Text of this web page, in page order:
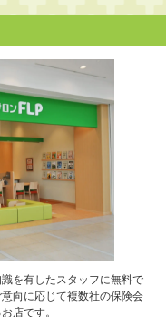
を有したスタッフに無料で
向に応じて複数社の保険会
店です。